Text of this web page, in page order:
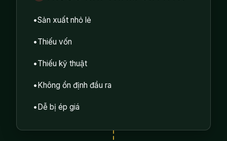
•Sản xuất nhỏ lẻ
•Thiếu vốn
•Thiếu kỹ thuật
•Không ổn định đầu ra
•Dễ bị ép giá